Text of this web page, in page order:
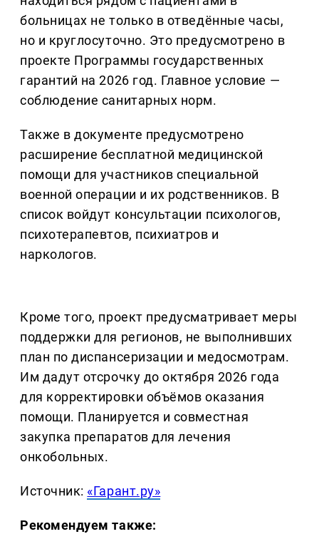
больницах не только в отведённые часы,
но и круглосуточно. Это предусмотрено в
проекте Программы государственных
гарантий на 2026 год. Главное условие —
соблюдение санитарных норм.
Также в документе предусмотрено
расширение бесплатной медицинской
помощи для участников специальной
военной операции и их родственников. В
список войдут консультации психологов,
психотерапевтов, психиатров и
наркологов.
Кроме того, проект предусматривает меры
поддержки для регионов, не выполнивших
план по диспансеризации и медосмотрам.
Им дадут отсрочку до октября 2026 года
для корректировки объёмов оказания
помощи. Планируется и совместная
закупка препаратов для лечения
онкобольных.
Источник: «Гарант.ру»
Рекомендуем также: